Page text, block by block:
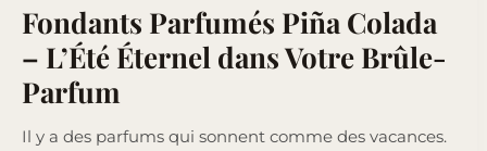
Fondants Parfumés Piña Colada
– L’Été Éternel dans Votre Brûle-
Parfum
Il y a des parfums qui sonnent comme des vacances.